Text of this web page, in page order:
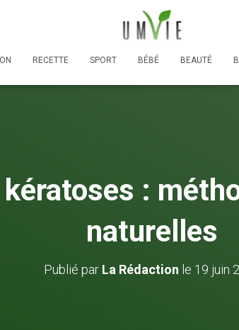
RECETTE SPORT BÉBÉ BEAUTÉ
kératoses :
naturelles
Publié par La Rédaction le 19 juin